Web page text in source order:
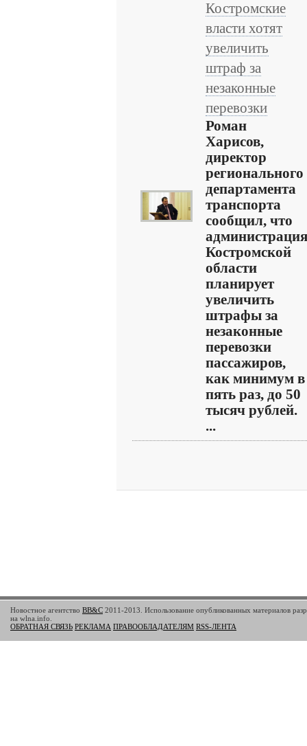
Костромские
власти хотят
увеличить
штраф за
незаконные
перевозки
Роман
Харисов,
директор
регионального
департамента
транспорта
сообщил, что
администрация
Костромской
области
планирует
увеличить
штрафы за
незаконные
перевозки
пассажиров,
как минимум в
пять раз, до 50
тысяч рублей.
...
Новостное агентство BB&C 2011-2013. Использование опубликованных материалов
на wlna.info.
ОБРАТНАЯ СВЯЗЬ РЕКЛАМА ПРАВООБЛАДАТЕЛЯМ RSS-ЛЕНТА